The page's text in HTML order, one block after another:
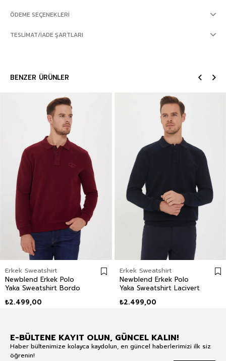
ÖDEME SEÇENEKLERI
TESLIMAT/İADE ŞARTLARI
BENZER ÜRÜNLER
Erkek Sweatshirt
Newblend Erkek Polo
Yaka Sweatshirt Bordo
₺2.499,00
Erkek Sweatshirt
Newblend Erkek Polo
Yaka Sweatshirt Lacivert
₺2.499,00
E-BÜLTENE KAYIT OLUN, GÜNCEL KALIN!
Haber bültenimize kolayca kaydolun, en güncel haberlerimizi ilk siz
öğrenin!